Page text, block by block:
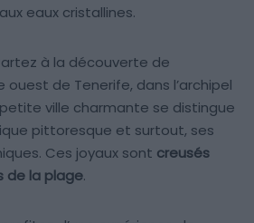
eaux cristallines.
à la découverte de
ouest de Tenerife, dans l’archipel
ville charmante se distingue
pittoresque et surtout, ses
Ces joyaux sont creusés
de la plage.